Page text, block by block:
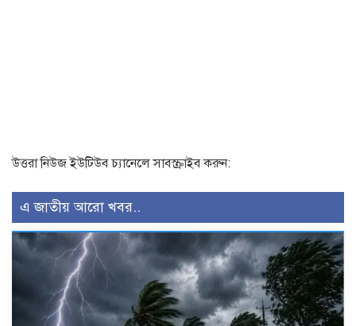
উত্তরা নিউজ ইউটিউব চ্যানেলে সাবস্ক্রাইব করুন:
এ জাতীয় আরো খবর..